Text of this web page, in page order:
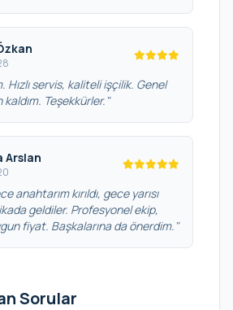
Hızlı servis, kaliteli işçilik. Genel
Teşekkürler."
Arslan
anahtarım kırıldı, gece yarısı
geldiler. Profesyonel ekip,
fiyat. Başkalarına da önerdim."
Sorular